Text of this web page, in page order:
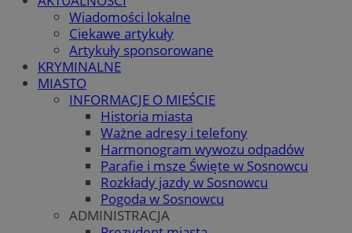
Wiadomości lokalne
Ciekawe artykuły
Artykuły sponsorowane
KRYMINALNE
MIASTO
INFORMACJE O MIEŚCIE
Historia miasta
Ważne adresy i telefony
Harmonogram wywozu odpadów
Parafie i msze Święte w Sosnowcu
Rozkłady jazdy w Sosnowcu
Pogoda w Sosnowcu
ADMINISTRACJA